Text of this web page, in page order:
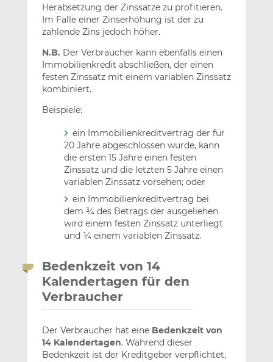
Herabsetzung der Zinssätze zu profitieren.
Im Falle einer Zinserhöhung ist der zu
zahlende Zins jedoch höher.
N.B. Der Verbraucher kann ebenfalls einen
Immobilienkredit abschließen, der einen
festen Zinssatz mit einem variablen Zinssatz
kombiniert.
Beispiele:
ein Immobilienkreditvertrag der für
20 Jahre abgeschlossen wurde, kann
die ersten 15 Jahre einen festen
Zinssatz und die letzten 5 Jahre einen
variablen Zinssatz vorsehen; oder
ein Immobilienkreditvertrag bei
dem ¾ des Betrags der ausgeliehen
wird einem festen Zinssatz unterliegt
und ¼ einem variablen Zinssatz.
Bedenkzeit von 14
Kalendertagen für den
Verbraucher
Der Verbraucher hat eine Bedenkzeit von
14 Kalendertagen. Während dieser
Bedenkzeit ist der Kreditgeber verpflichtet,